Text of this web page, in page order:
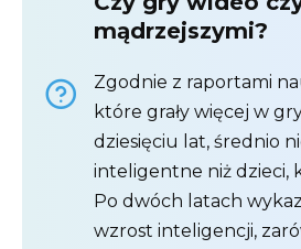
mądrzejszymi?
Zgodnie z raportami
które grały więcej w
dziesięciu lat, średnio
inteligentne niż dzieci,
Po dwóch latach
wzrost inteligencji,